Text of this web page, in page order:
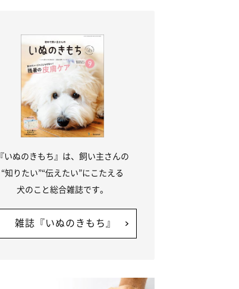
『いぬのきもち』は、飼い主さんの
“知りたい”“伝えたい”にこたえる
犬のこと総合雑誌です。
雑誌『いぬのきもち』